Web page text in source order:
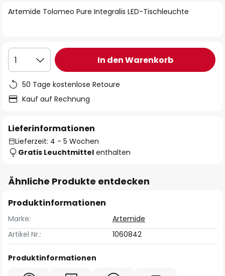
Artemide Tolomeo Pure Integralis LED-Tischleuchte
1 In den Warenkorb
50 Tage kostenlose Retoure
Kauf auf Rechnung
Lieferinformationen
Lieferzeit: 4 - 5 Wochen
Gratis Leuchtmittel enthalten
Ähnliche Produkte entdecken
Produktinformationen
Marke:
Artemide
Artikel Nr.:
1060842
Produktinformationen